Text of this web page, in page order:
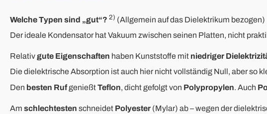
Welche Typen sind „gut“? 2) (Allgemein auf das Dielektrikum bezogen)
Der ideale Kondensator hat Vakuum zwischen seinen Platten, nicht
Relativgute Eigenschaften haben Kunststoffe mit niedriger
Die dielektrische Absorption ist auch hier nicht vollständig Null, aber so
Den besten RufgenießtTeflon, dicht gefolgt von Polypropylen. Auch
Am schlechtesten schneidet Polyester (Mylar) ab – wegen der